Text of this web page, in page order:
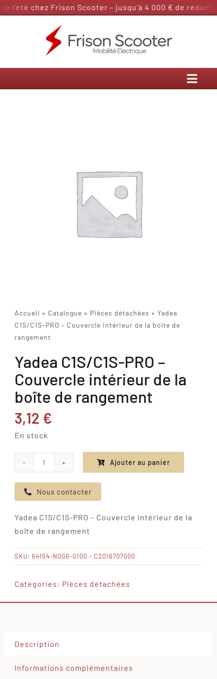
Passer
l’été chez Frison Scooter – jusqu’à 4 000 € de
Accueil » Catalogue » Pièces détachées » Yadea
C1S/C1S-PRO – Couvercle intérieur de la boîte de
rangement
Yadea C1S/C1S-PRO –
Couvercle intérieur de la
boîte de rangement
3,12 €
En stock
de
Yadea
PRO
-
Couvercle
intérieur
boîte
Ajouter au panier
Nous contacter
Yadea C1S/C1S-PRO – Couvercle intérieur de la
boîte de rangement
SKU: 64154-N0G6-0100 - C2016707000
Categories: Pièces détachées
Description
Informations complémentaires